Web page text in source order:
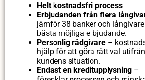
Helt kostnadsfri process
Erbjudanden från flera
jämför 38 banker och
bästa möjliga erbjudande.
Personlig rådgivare –
hjälp för att göra rätt val utifrån
kundens situation.
Endast en kreditupplysning –